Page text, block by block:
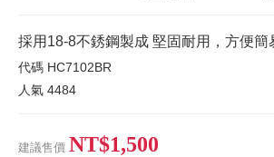
採用18-8不銹鋼製成 堅固耐用，方便簡
代碼 HC7102BR
人氣 4484
建議售價 NT$1,500